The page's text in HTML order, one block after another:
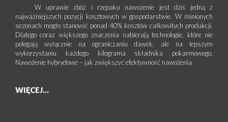
W uprawie zbóż i rzepaku nawożenie jest dziś jedną z
najważniejszych pozycji kosztowych w gospodarstwie. W minionych
sezonach mogło stanowić ponad 40% kosztów całkowitych produkcji.
Dlatego coraz większego znaczenia nabierają technologie, które nie
polegają wyłącznie na ograniczaniu dawek, ale na lepszym
wykorzystaniu każdego kilograma składnika pokarmowego.
Nawożenie hybrydowe – jak zwiększyć efektywność nawożenia
WIĘCEJ...